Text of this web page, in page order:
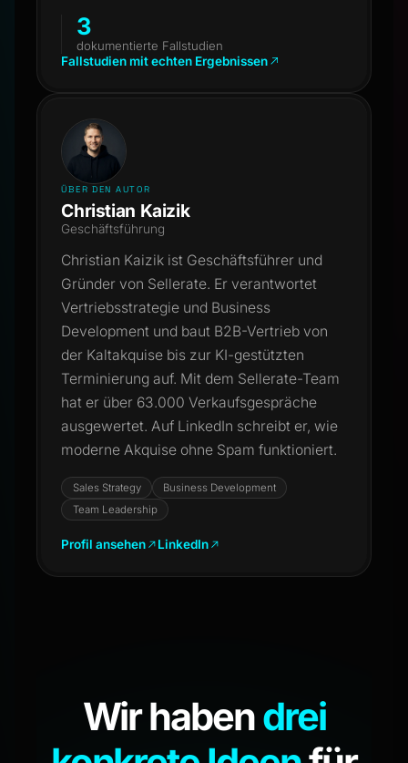
3
dokumentierte Fallstudien
Fallstudien mit echten Ergebnissen
ÜBER DEN AUTOR
Christian Kaizik
Geschäftsführung
Christian Kaizik ist Geschäftsführer und
Gründer von Sellerate. Er verantwortet
Vertriebsstrategie und Business
Development und baut B2B-Vertrieb von
der Kaltakquise bis zur KI-gestützten
Terminierung auf. Mit dem Sellerate-Team
hat er über 63.000 Verkaufsgespräche
ausgewertet. Auf LinkedIn schreibt er, wie
moderne Akquise ohne Spam funktioniert.
Sales Strategy
Business Development
Team Leadership
Profil ansehen LinkedIn
Wir habendrei